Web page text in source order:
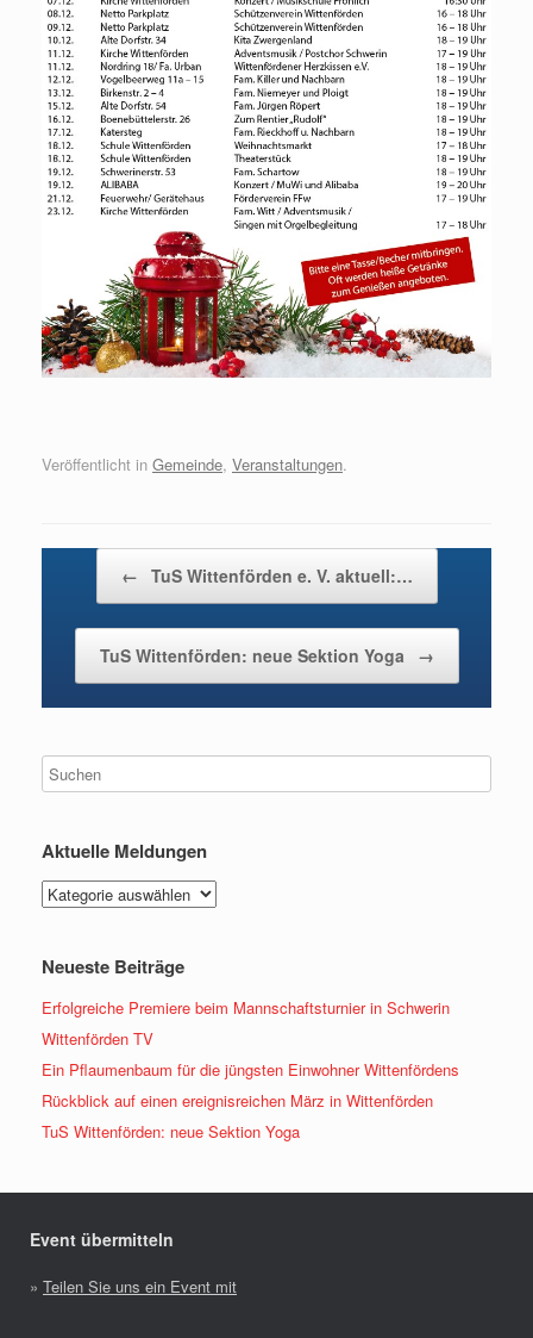
Veröffentlicht in Gemeinde, Veranstaltungen.
← TuS Wittenförden e. V. aktuell:…
TuS Wittenförden: neue Sektion Yoga →
Aktuelle Meldungen
Aktuelle
Meldungen
Neueste Beiträge
Erfolgreiche Premiere beim Mannschaftsturnier in Schwerin
Wittenförden TV
Ein Pflaumenbaum für die jüngsten Einwohner Wittenfördens
Rückblick auf einen ereignisreichen März in Wittenförden
TuS Wittenförden: neue Sektion Yoga
Event übermitteln
» Teilen Sie uns ein Event mit